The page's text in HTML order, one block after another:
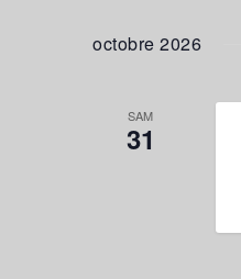
octobre 2026
SAM
31